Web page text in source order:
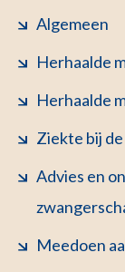
Algemeen
Herhaalde
Herhaalde
Ziekte bij
Advies en
Meedoen